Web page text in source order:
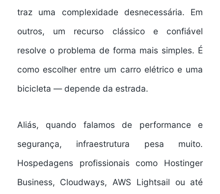
traz uma complexidade desnecessária. Em
outros, um recurso clássico e confiável
resolve o problema de forma mais simples. É
como escolher entre um carro elétrico e uma
bicicleta — depende da estrada.
Aliás, quando falamos de performance e
segurança, infraestrutura pesa muito.
Hospedagens profissionais como Hostinger
Business, Cloudways, AWS Lightsail ou até